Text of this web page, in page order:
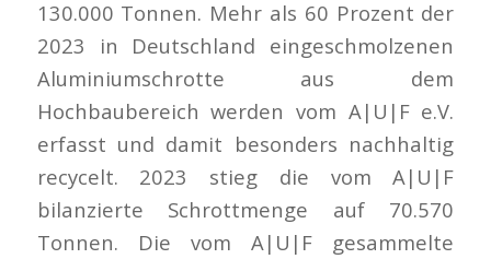
130.000 Tonnen. Mehr als 60 Prozent der
2023 in Deutschland eingeschmolzenen
Aluminiumschrotte aus dem
Hochbaubereich werden vom A|U|F e.V.
erfasst und damit besonders nachhaltig
recycelt. 2023 stieg die vom A|U|F
bilanzierte Schrottmenge auf 70.570
Tonnen. Die vom A|U|F gesammelte